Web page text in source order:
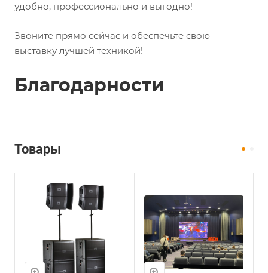
удобно, профессионально и выгодно!
Звоните прямо сейчас и обеспечьте свою
выставку лучшей техникой!
Благодарности
Товары